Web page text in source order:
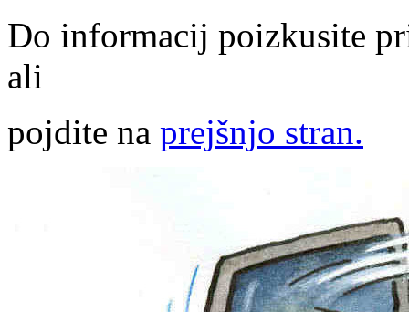
Do informacij poizkusite
ali
pojdite na prejšnjo stran.